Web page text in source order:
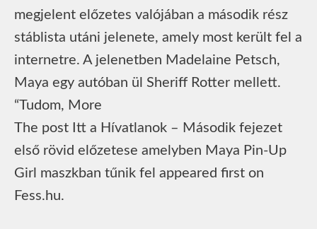
megjelent előzetes valójában a második rész
stáblista utáni jelenete, amely most került fel a
internetre. A jelenetben Madelaine Petsch,
Maya egy autóban ül Sheriff Rotter mellett.
“Tudom, More
The post Itt a Hívatlanok – Második fejezet
első rövid előzetese amelyben Maya Pin-Up
Girl maszkban tűnik fel appeared first on
Fess.hu.